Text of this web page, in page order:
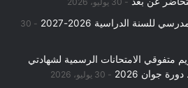
للسنة الدراسية 2026-2027
30
متفوقي الامتحانات الرسمية لشهادتي
جوان 2026
30 يوليو، 2026